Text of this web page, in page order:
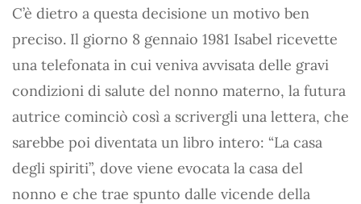
C’è dietro a questa decisione un motivo ben
preciso. Il giorno 8 gennaio 1981 Isabel ricevette
una telefonata in cui veniva avvisata delle gravi
condizioni di salute del nonno materno, la futura
autrice cominciò così a scrivergli una lettera, che
sarebbe poi diventata un libro intero: “La casa
degli spiriti”, dove viene evocata la casa del
nonno e che trae spunto dalle vicende della